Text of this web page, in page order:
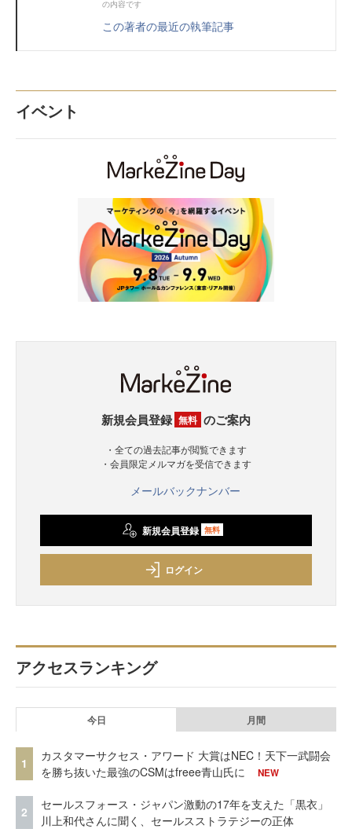
の内容です
この著者の最近の執筆記事
イベント
新規会員登録 無料 のご案内
・全ての過去記事が閲覧できます
・会員限定メルマガを受信できます
メールバックナンバー
新規会員登録 無料
ログイン
アクセスランキング
今日 月間
1
カスタマーサクセス・アワード 大賞はNEC！天下一武闘会
を勝ち抜いた最強のCSMはfreee青山氏に
NEW
2
セールスフォース・ジャパン激動の17年を支えた「黒衣」
川上和代さんに聞く、セールスストラテジーの正体